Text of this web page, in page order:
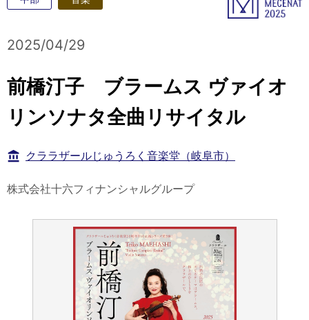
2025/04/29
前橋汀子 ブラームス ヴァイオ
リンソナタ全曲リサイタル
クララザールじゅうろく音楽堂（岐阜市）
株式会社十六フィナンシャルグループ